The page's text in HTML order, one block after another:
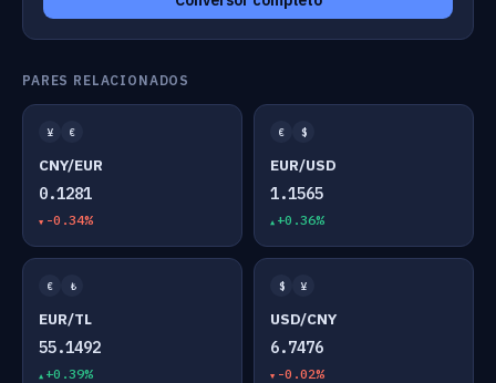
PARES RELACIONADOS
¥ €
CNY/EUR
0.1281
-0.34%
€ $
EUR/USD
1.1565
+0.36%
€ ₺
EUR/TL
55.1492
+0.39%
$ ¥
USD/CNY
6.7476
-0.02%